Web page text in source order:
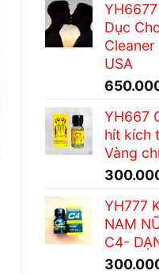
Dục
Cleaner
USA
YH667
hít kích
Vàng
YH777
NAM
C4-